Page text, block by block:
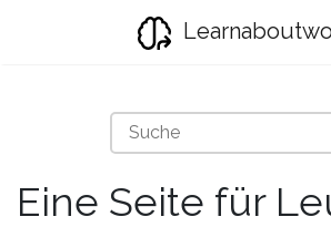
Eine Seite für